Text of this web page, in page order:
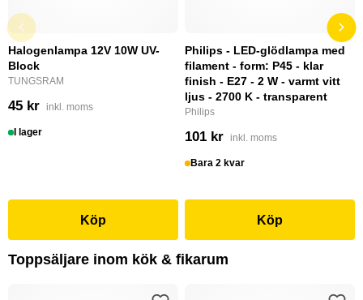
Halogenlampa 12V 10W UV-
Block
TUNGSRAM
45 kr inkl. moms
I lager
Köp
Philips - LED-glödlampa med
filament - form: P45 - klar
finish - E27 - 2 W - varmt vitt
ljus - 2700 K - transparent
Philips
101 kr inkl. moms
Bara 2 kvar
Köp
Toppsäljare inom kök & fikarum